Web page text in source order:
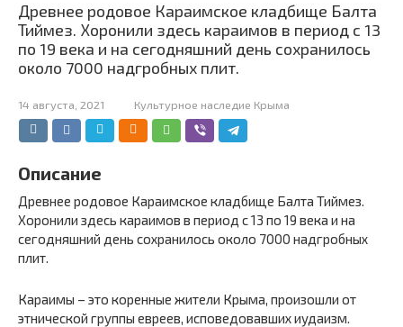
Древнее родовое Караимское кладбище Балта
Тиймез. Хоронили здесь караимов в период с 13
по 19 века и на сегодняшний день сохранилось
около 7000 надгробных плит.
14 августа, 2021 Культурное наследие Крыма
Описание
Древнее родовое Караимское кладбище Балта Тиймез.
Хоронили здесь караимов в период с 13 по 19 века и на
сегодняшний день сохранилось около 7000 надгробных
плит.
Караимы – это коренные жители Крыма, произошли от
этнической группы евреев, исповедовавших иудаизм.